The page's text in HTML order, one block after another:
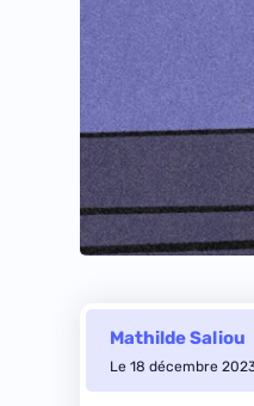
Mathilde Saliou
Le 18 décembre